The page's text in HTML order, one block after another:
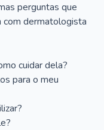
perguntas que
com dermatologista
cuidar dela?
para o meu